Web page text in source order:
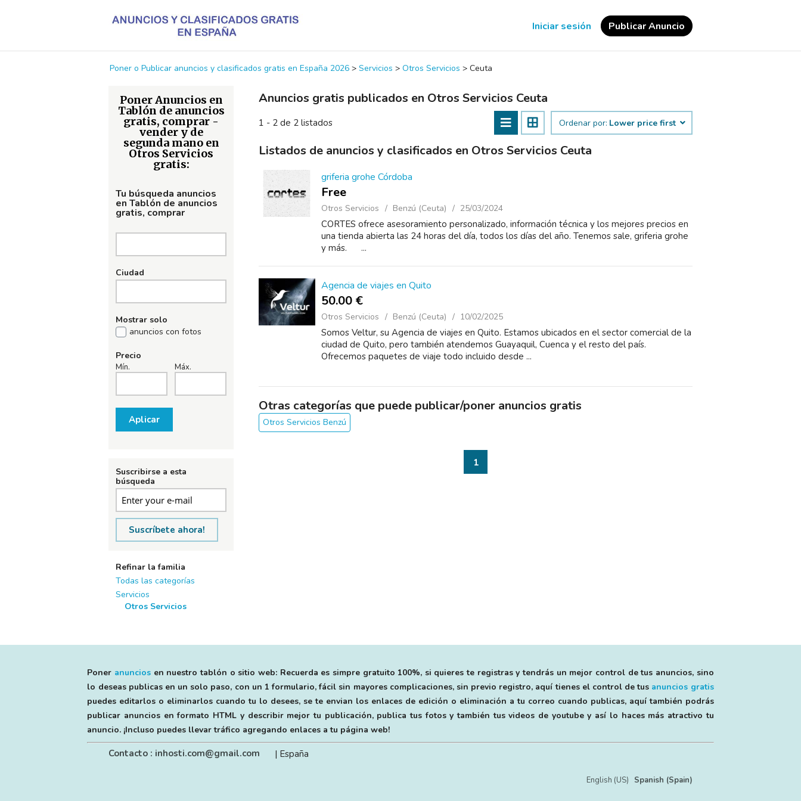
Iniciar sesión Publicar Anuncio
Poner o Publicar anuncios y clasificados gratis en España 2026 > Servicios > Otros Servicios > Ceuta
Poner Anuncios en
Tablón de anuncios
gratis, comprar -
vender y de
segunda mano en
Otros Servicios
gratis:
Tu búsqueda anuncios
en Tablón de anuncios
gratis, comprar
Ciudad
Mostrar solo
anuncios con fotos
Precio
Mín. Máx.
Aplicar
Suscribirse a esta
búsqueda
Suscríbete ahora!
Refinar la familia
Todas las categorías
Servicios
Otros Servicios
Anuncios gratis publicados en Otros Servicios Ceuta
1 - 2 de 2 listados Ordenar por: Lower price first
Listados de anuncios y clasificados en Otros Servicios Ceuta
griferia grohe Córdoba
Free
Otros Servicios Benzú (Ceuta) 25/03/2024
CORTES ofrece asesoramiento personalizado, información técnica y los mejores precios en
una tienda abierta las 24 horas del día, todos los días del año. Tenemos sale, griferia grohe
y más. ...
Agencia de viajes en Quito
50.00 €
Otros Servicios Benzú (Ceuta) 10/02/2025
Somos Veltur, su Agencia de viajes en Quito. Estamos ubicados en el sector comercial de la
ciudad de Quito, pero también atendemos Guayaquil, Cuenca y el resto del país.
Ofrecemos paquetes de viaje todo incluido desde ...
Otras categorías que puede publicar/poner anuncios gratis
Otros Servicios Benzú
1
Poner anuncios en nuestro tablón o sitio web: Recuerda es simpre gratuito 100%, si quieres te registras y tendrás un mejor control de tus anuncios, sino
lo deseas publicas en un solo paso, con un 1 formulario, fácil sin mayores complicaciones, sin previo registro, aquí tienes el control de tus anuncios gratis
puedes editarlos o eliminarlos cuando tu lo desees, se te envian los enlaces de edición o eliminación a tu correo cuando publicas, aquí también podrás
publicar anuncios en formato HTML y describir mejor tu publicación, publica tus fotos y también tus videos de youtube y así lo haces más atractivo tu
anuncio. ¡Incluso puedes llevar tráfico agregando enlaces a tu página web!
Contacto : inhosti.com@gmail.com | España
English (US) Spanish (Spain)